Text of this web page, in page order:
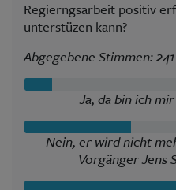
Regierngsarbeit positiv
unterstüzen kann?
Abgegebene Stimmen: 241
Ja, da bin ich
Nein, er wird nicht
Vorgänger Jens